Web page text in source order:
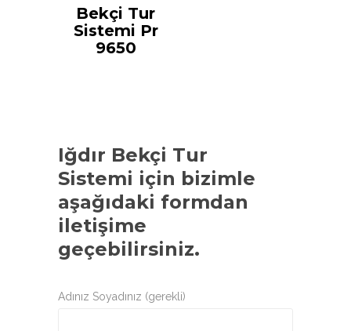
Bekçi Tur
Sistemi Pr
9650
Iğdır Bekçi Tur
Sistemi için bizimle
aşağıdaki formdan
iletişime
geçebilirsiniz.
Adınız Soyadınız (gerekli)